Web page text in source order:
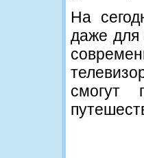
На
даже для
смогут